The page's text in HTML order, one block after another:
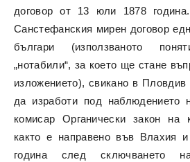
договор от 13 юли 1878
Санстефанския мирен договор
българи (използваното
„нотабили“, за което ще стане
изложението), свикано в
да изработи под наблюдението
комисар Органически закон на
както е направено във Влахия
година след сключването